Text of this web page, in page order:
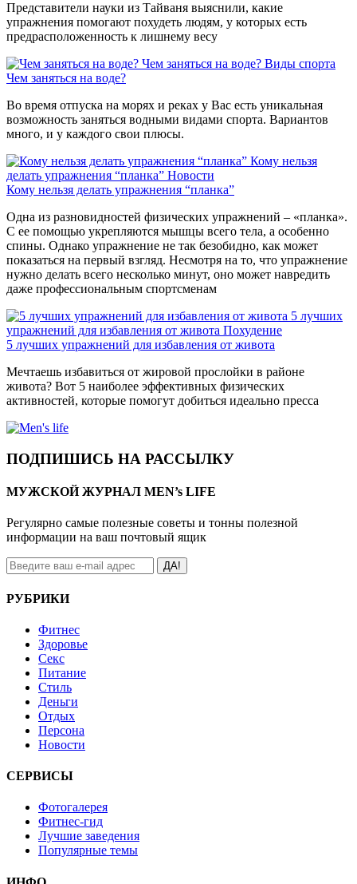
Представители науки из Тайваня выяснили, какие
упражнения помогают похудеть людям, у которых есть
предрасположенность к лишнему весу
Чем заняться на воде? Виды спорта
Чем заняться на воде?
Во время отпуска на морях и реках у Вас есть уникальная
возможность заняться водными видами спорта. Вариантов
много, и у каждого свои плюсы.
Кому нельзя
делать упражнения “планка” Новости
Кому нельзя делать упражнения “планка”
Одна из разновидностей физических упражнений – «планка».
С ее помощью укрепляются мышцы всего тела, а особенно
спины. Однако упражнение не так безобидно, как может
показаться на первый взгляд. Несмотря на то, что упражнение
нужно делать всего несколько минут, оно может навредить
даже профессиональным спортсменам
5 лучших
упражнений для избавления от живота Похудение
5 лучших упражнений для избавления от живота
Мечтаешь избавиться от жировой прослойки в районе
живота? Вот 5 наиболее эффективных физических
активностей, которые помогут добиться идеально пресса
ПОДПИШИСЬ НА РАССЫЛКУ
МУЖСКОЙ ЖУРНАЛ MEN’s LIFE
Регулярно самые полезные советы и тонны полезной
информации на ваш почтовый ящик
ДА!
РУБРИКИ
Фитнес
Здоровье
Секс
Питание
Стиль
Деньги
Отдых
Персона
Новости
СЕРВИСЫ
Фотогалерея
Фитнес-гид
Лучшие заведения
Популярные темы